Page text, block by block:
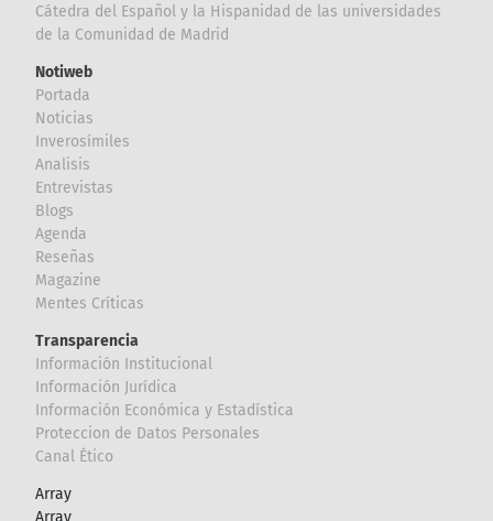
Cátedra del Español y la Hispanidad de las universidades
de la Comunidad de Madrid
Notiweb
Portada
Noticias
Inverosímiles
Analisis
Entrevistas
Blogs
Agenda
Reseñas
Magazine
Mentes Críticas
Transparencia
Información Institucional
Información Jurídica
Información Económica y Estadística
Proteccion de Datos Personales
Canal Ético
Array